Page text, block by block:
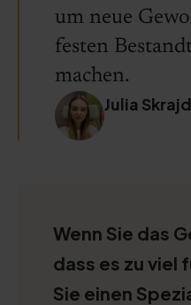
um neue
festen
machen.
Julia
Wenn Sie das
dass es zu viel
Sie einen